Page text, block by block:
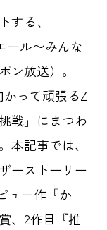
る、
ール〜みんな
ン放送）。
って頑張るZ
戦」にまつわ
本記事では、
ーストーリー
ュー作『か
、2作目『推